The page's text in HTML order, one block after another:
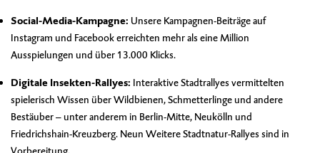
Social-Media-Kampagne: Unsere Kampagnen-Beiträge auf
Instagram und Facebook erreichten mehr als eine Million
Ausspielungen und über 13.000 Klicks.
Digitale Insekten-Rallyes: Interaktive Stadtrallyes vermittelten
spielerisch Wissen über Wildbienen, Schmetterlinge und andere
Bestäuber – unter anderem in Berlin-Mitte, Neukölln und
Friedrichshain-Kreuzberg. Neun Weitere Stadtnatur-Rallyes sind in